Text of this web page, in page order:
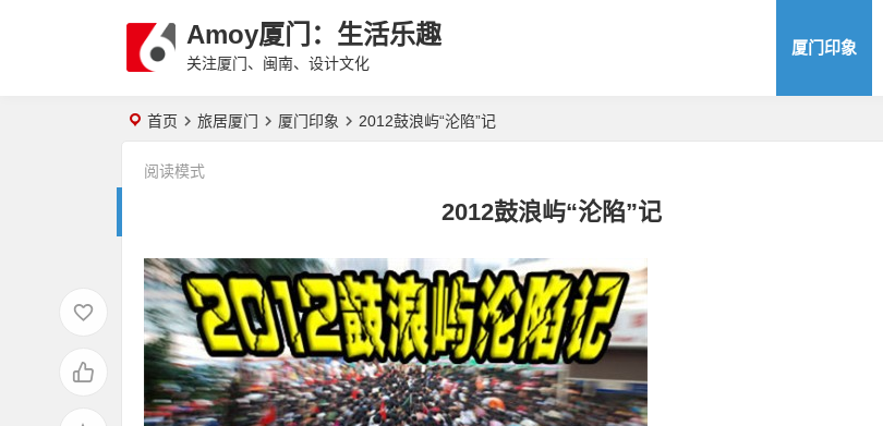
Amoy厦门：生活乐趣
关注厦门、闽南、设计文化
厦门印象
首页 旅居厦门 厦门印象 2012鼓浪屿“沦陷”记
2012鼓浪屿“沦陷”记
阅读模式